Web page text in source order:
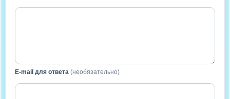
E-mail для ответа (необязательно)